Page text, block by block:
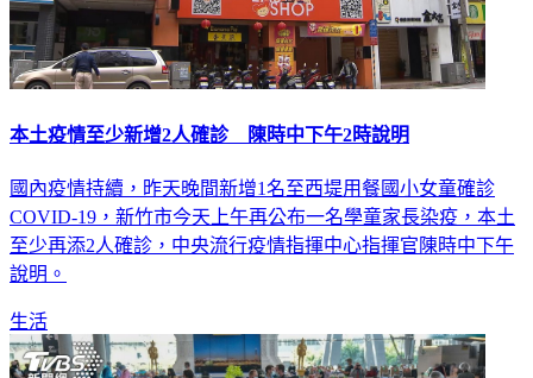
本土疫情至少新增2人確診 陳時中下午2時說明
國內疫情持續，昨天晚間新增1名至西堤用餐國小女童確診
COVID-19，新竹市今天上午再公布一名學童家長染疫，本土
至少再添2人確診，中央流行疫情指揮中心指揮官陳時中下午
說明。
生活